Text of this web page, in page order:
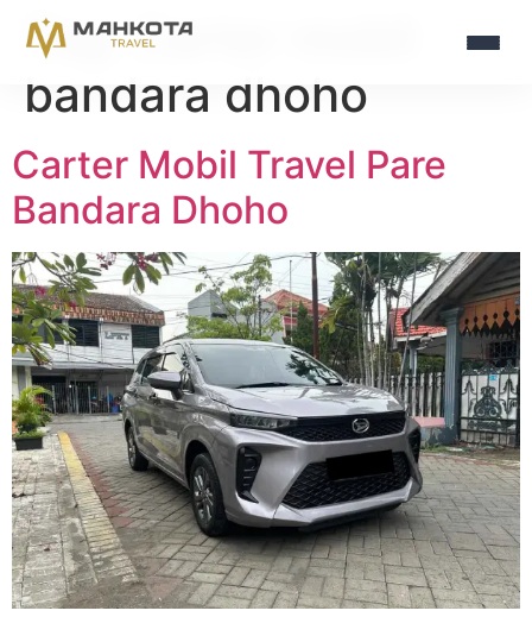
Tag:Carter mobil
bandara dhoho
Carter Mobil Travel Pare
Bandara Dhoho